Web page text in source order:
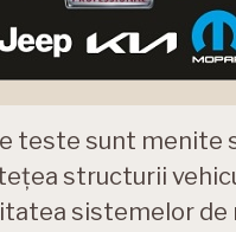
teste sunt menite
structurii
sistemelor de